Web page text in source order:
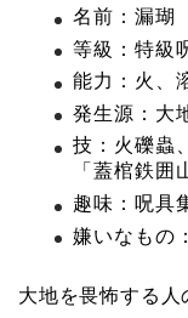
名前：漏瑚
等級：特級
能力：火、
発生源：大
技：火礫蟲
「蓋棺鉄囲
趣味：呪具
嫌いなもの
大地を畏怖する人